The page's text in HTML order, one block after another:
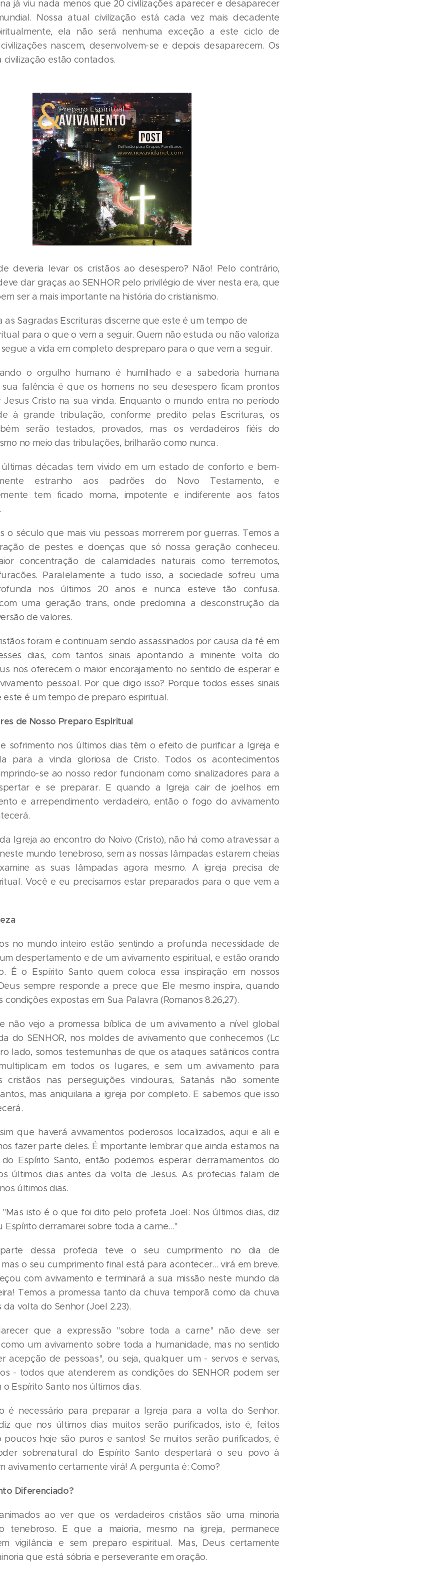
já viu nada menos que 20 civilizações aparecer e desaparecer
Nossa atual civilização está cada vez mais decadente
ela não será nenhuma exceção a este ciclo de
nascem, desenvolvem-se e depois desaparecem. Os
civilização estão contados.
deveria levar os cristãos ao desespero? Não! Pelo contrário,
dar graças ao SENHOR pelo privilégio de viver nesta era, que
ser a mais importante na história do cristianismo.
as Sagradas Escrituras discerne que este é um tempo de
para o que o vem a seguir. Quem não estuda ou não valoriza
a vida em completo despreparo para o que vem a seguir.
o orgulho humano é humilhado e a sabedoria humana
falência é que os homens no seu desespero ficam prontos
Cristo na sua vinda. Enquanto o mundo entra no período
à grande tribulação, conforme predito pelas Escrituras, os
serão testados, provados, mas os verdadeiros fiéis do
no meio das tribulações, brilharão como nunca.
décadas tem vivido em um estado de conforto e bem-
estranho aos padrões do Novo Testamento, e
tem ficado morna, impotente e indiferente aos fatos
o século que mais viu pessoas morrerem por guerras. Temos a
de pestes e doenças que só nossa geração conheceu.
concentração de calamidades naturais como terremotos,
Paralelamente a tudo isso, a sociedade sofreu uma
nos últimos 20 anos e nunca esteve tão confusa.
uma geração trans, onde predomina a desconstrução da
de valores.
foram e continuam sendo assassinados por causa da fé em
dias, com tantos sinais apontando a iminente volta do
nos oferecem o maior encorajamento no sentido de esperar e
pessoal. Por que digo isso? Porque todos esses sinais
este é um tempo de preparo espiritual.
de Nosso Preparo Espiritual
sofrimento nos últimos dias têm o efeito de purificar a Igreja e
para a vinda gloriosa de Cristo. Todos os acontecimentos
se ao nosso redor funcionam como sinalizadores para a
e se preparar. E quando a Igreja cair de joelhos em
e arrependimento verdadeiro, então o fogo do avivamento
Igreja ao encontro do Noivo (Cristo), não há como atravessar a
mundo tenebroso, sem as nossas lâmpadas estarem cheias
as suas lâmpadas agora mesmo. A igreja precisa de
Você e eu precisamos estar preparados para o que vem a
no mundo inteiro estão sentindo a profunda necessidade de
despertamento e de um avivamento espiritual, e estão orando
É o Espírito Santo quem coloca essa inspiração em nossos
sempre responde a prece que Ele mesmo inspira, quando
condições expostas em Sua Palavra (Romanos 8.26,27).
não vejo a promessa bíblica de um avivamento a nível global
do SENHOR, nos moldes de avivamento que conhecemos (Lc
lado, somos testemunhas de que os ataques satânicos contra
em todos os lugares, e sem um avivamento para
cristãos nas perseguições vindouras, Satanás não somente
mas aniquilaria a igreja por completo. E sabemos que isso
que haverá avivamentos poderosos localizados, aqui e ali e
fazer parte deles. É importante lembrar que ainda estamos na
do Espírito Santo, então podemos esperar derramamentos do
últimos dias antes da volta de Jesus. As profecias falam de
últimos dias.
"Mas isto é o que foi dito pelo profeta Joel: Nos últimos dias, diz
Espírito derramarei sobre toda a carne..."
dessa profecia teve o seu cumprimento no dia de
o seu cumprimento final está para acontecer... virá em breve.
com avivamento e terminará a sua missão neste mundo da
Temos a promessa tanto da chuva temporã como da chuva
volta do Senhor (Joel 2.23).
que a expressão "sobre toda a carne" não deve ser
um avivamento sobre toda a humanidade, mas no sentido
acepção de pessoas", ou seja, qualquer um - servos e servas,
- todos que atenderem as condições do SENHOR podem ser
o Espírito Santo nos últimos dias.
é necessário para preparar a Igreja para a volta do Senhor.
diz que nos últimos dias muitos serão purificados, isto é, feitos
poucos hoje são puros e santos! Se muitos serão purificados, é
sobrenatural do Espírito Santo despertará o seu povo à
avivamento certamente virá! A pergunta é: Como?
Diferenciado?
ao ver que os verdadeiros cristãos são uma minoria
tenebroso. E que a maioria, mesmo na igreja, permanece
vigilância e sem preparo espiritual. Mas, Deus certamente
que está sóbria e perseverante em oração.